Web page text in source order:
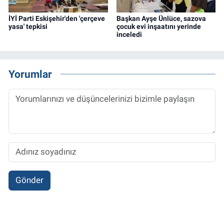
İYİ Parti Eskişehir'den 'çerçeve
yasa' tepkisi
Başkan Ayşe Ünlüce, sazova
çocuk evi inşaatını yerinde
inceledi
Yorumlar
Gönder